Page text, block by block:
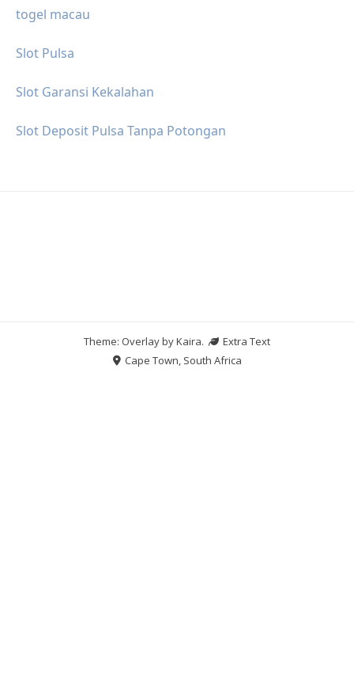
togel macau
Slot Pulsa
Slot Garansi Kekalahan
Slot Deposit Pulsa Tanpa Potongan
Theme: Overlay byKaira.
Extra Text
Cape Town, South Africa